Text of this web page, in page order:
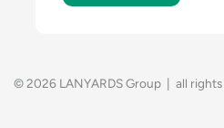
© 2026 LANYARDS Group | all rights